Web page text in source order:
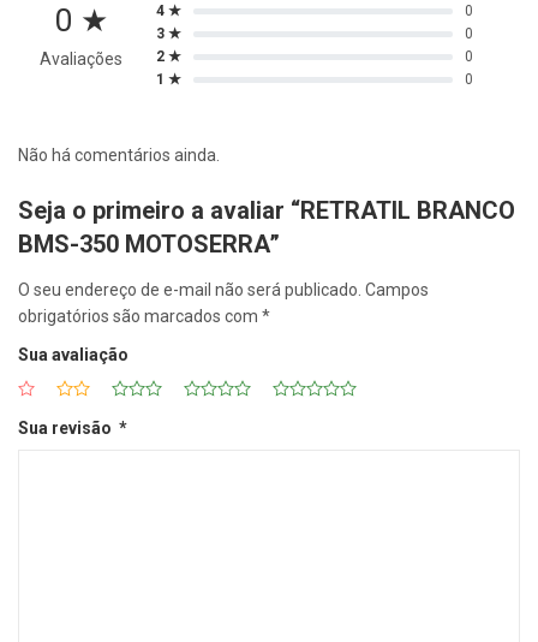
0 ★
Avaliações
4 ★
0
3 ★
0
2 ★
0
1 ★
0
Não há comentários ainda.
Seja o primeiro a avaliar “RETRATIL BRANCO
BMS-350 MOTOSERRA”
O seu endereço de e-mail não será publicado. Campos
obrigatórios são marcados com *
Sua avaliação
Sua revisão *